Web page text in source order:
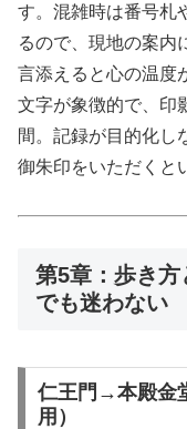
す。混雑時は番号札
るので、現地の案内
言添えると心の温度
文字が象徴的で、印
間。記録が目的化し
御朱印をいただくと
第5章：歩き
でも迷わない
仁王門→本殿金
用）